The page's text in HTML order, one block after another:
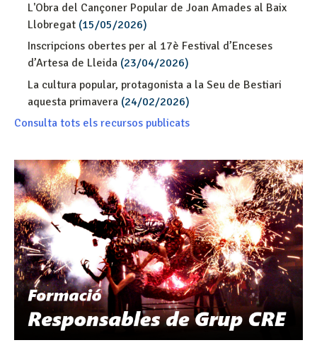
L'Obra del Cançoner Popular de Joan Amades al Baix
Llobregat (15/05/2026)
Inscripcions obertes per al 17è Festival d’Enceses
d’Artesa de Lleida (23/04/2026)
La cultura popular, protagonista a la Seu de Bestiari
aquesta primavera (24/02/2026)
Consulta tots els recursos publicats